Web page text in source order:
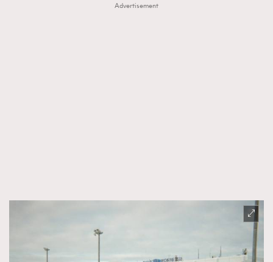
AFrenchMind
DressLikeAParisienne
Advertisement